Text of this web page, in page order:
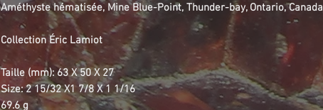
Améthyste hématisée, Mine Blue-Point, Thunder-bay, Ontario, Canada
Collection Éric Lamiot
Taille (mm): 63 X 50 X 27
Size: 2 15/32 X1 7/8 X 1 1/16
69.6 g